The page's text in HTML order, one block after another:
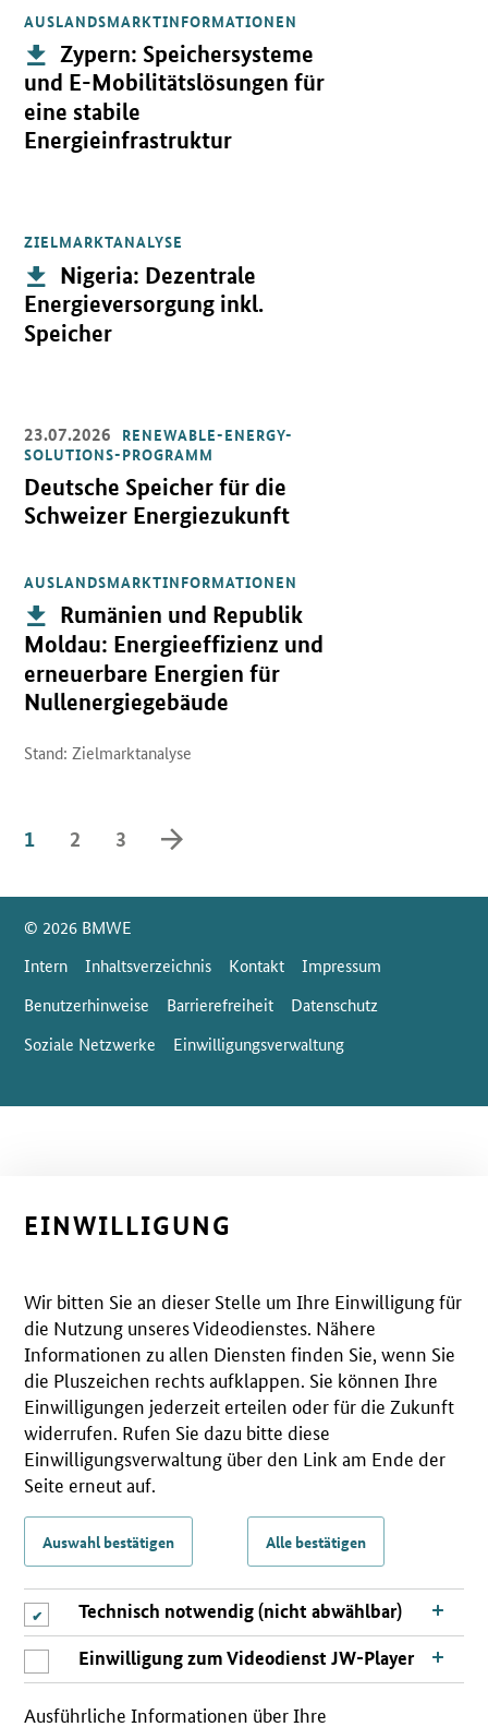
AUSLANDSMARKTINFORMATIONEN
Publikation:
Zypern: Speichersysteme
und E-Mobilitätslösungen für
eine stabile
Energieinfrastruktur
Öffnet PDF "Zypern: Speichersysteme und E-
ZIELMARKTANALYSE
Publikation:
Nigeria: Dezentrale
Energieversorgung inkl.
Speicher
Öffnet PDF "Nigeria: Dezentrale Energieversorgung inkl.
23.07.2026 RENEWABLE-ENERGY-
SOLUTIONS-PROGRAMM
Deutsche Speicher für die
Schweizer Energiezukunft
Öffnet Einzelsicht
AUSLANDSMARKTINFORMATIONEN
Publikation:
Rumänien und Republik
Moldau: Energieeffizienz und
erneuerbare Energien für
Nullenergiegebäude
Stand: Zielmarktanalyse
Öffnet PDF "Rumänien und Republik Moldau: Energieeffizienz
1 2 3 vorwärts blättern
SrOnlyServicemenü
© 2026 BMWE
Intern
Inhaltsverzeichnis Kontakt
Impressum
Benutzerhinweise
Barrierefreiheit
Datenschutz
Soziale Netzwerke
Einwilligungsverwaltung
EINWILLIGUNG
Wir bitten Sie an dieser Stelle um Ihre Einwilligung für
die Nutzung unseres Videodienstes. Nähere
Informationen zu allen Diensten finden Sie, wenn Sie
die Pluszeichen rechts aufklappen. Sie können Ihre
Einwilligungen jederzeit erteilen oder für die Zukunft
widerrufen. Rufen Sie dazu bitte diese
Einwilligungsverwaltung über den Link am Ende der
Seite erneut auf.
Auswahl bestätigen Alle bestätigen
Technisch notwendig (nicht abwählbar)
Einwilligung zum Videodienst JW-Player
Ausführliche Informationen über Ihre